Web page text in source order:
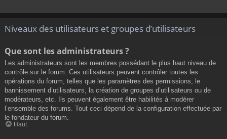
Niveaux des utilisateurs et groupes d’utilisateurs
Que sont les administrateurs ?
Les administrateurs sont les membres possédant le plus haut niveau de
contrôle sur le forum. Ces utilisateurs peuvent contrôler toutes les
opérations du forum, telles que les paramètres des permissions, le
bannissement d’utilisateurs, la création de groupes d’utilisateurs ou de
modérateurs, etc. Ils peuvent également être habilités à modérer
l’ensemble des forums. Tout ceci dépend de la configuration effectuée par
le fondateur du forum.
Haut